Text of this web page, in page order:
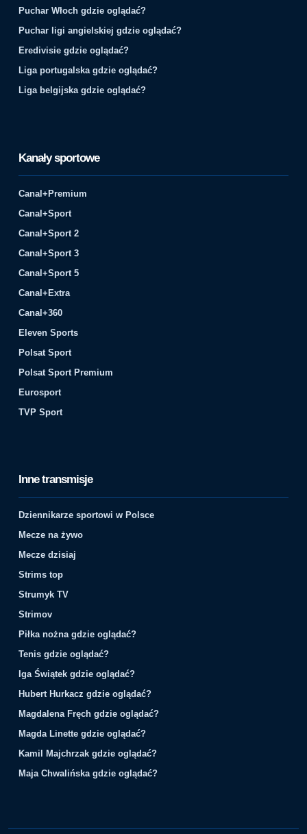
Puchar Włoch gdzie oglądać?
Puchar ligi angielskiej gdzie oglądać?
Eredivisie gdzie oglądać?
Liga portugalska gdzie oglądać?
Liga belgijska gdzie oglądać?
Kanały sportowe
Canal+Premium
Canal+Sport
Canal+Sport 2
Canal+Sport 3
Canal+Sport 5
Canal+Extra
Canal+360
Eleven Sports
Polsat Sport
Polsat Sport Premium
Eurosport
TVP Sport
Inne transmisje
Dziennikarze sportowi w Polsce
Mecze na żywo
Mecze dzisiaj
Strims top
Strumyk TV
Strimov
Piłka nożna gdzie oglądać?
Tenis gdzie oglądać?
Iga Świątek gdzie oglądać?
Hubert Hurkacz gdzie oglądać?
Magdalena Fręch gdzie oglądać?
Magda Linette gdzie oglądać?
Kamil Majchrzak gdzie oglądać?
Maja Chwalińska gdzie oglądać?